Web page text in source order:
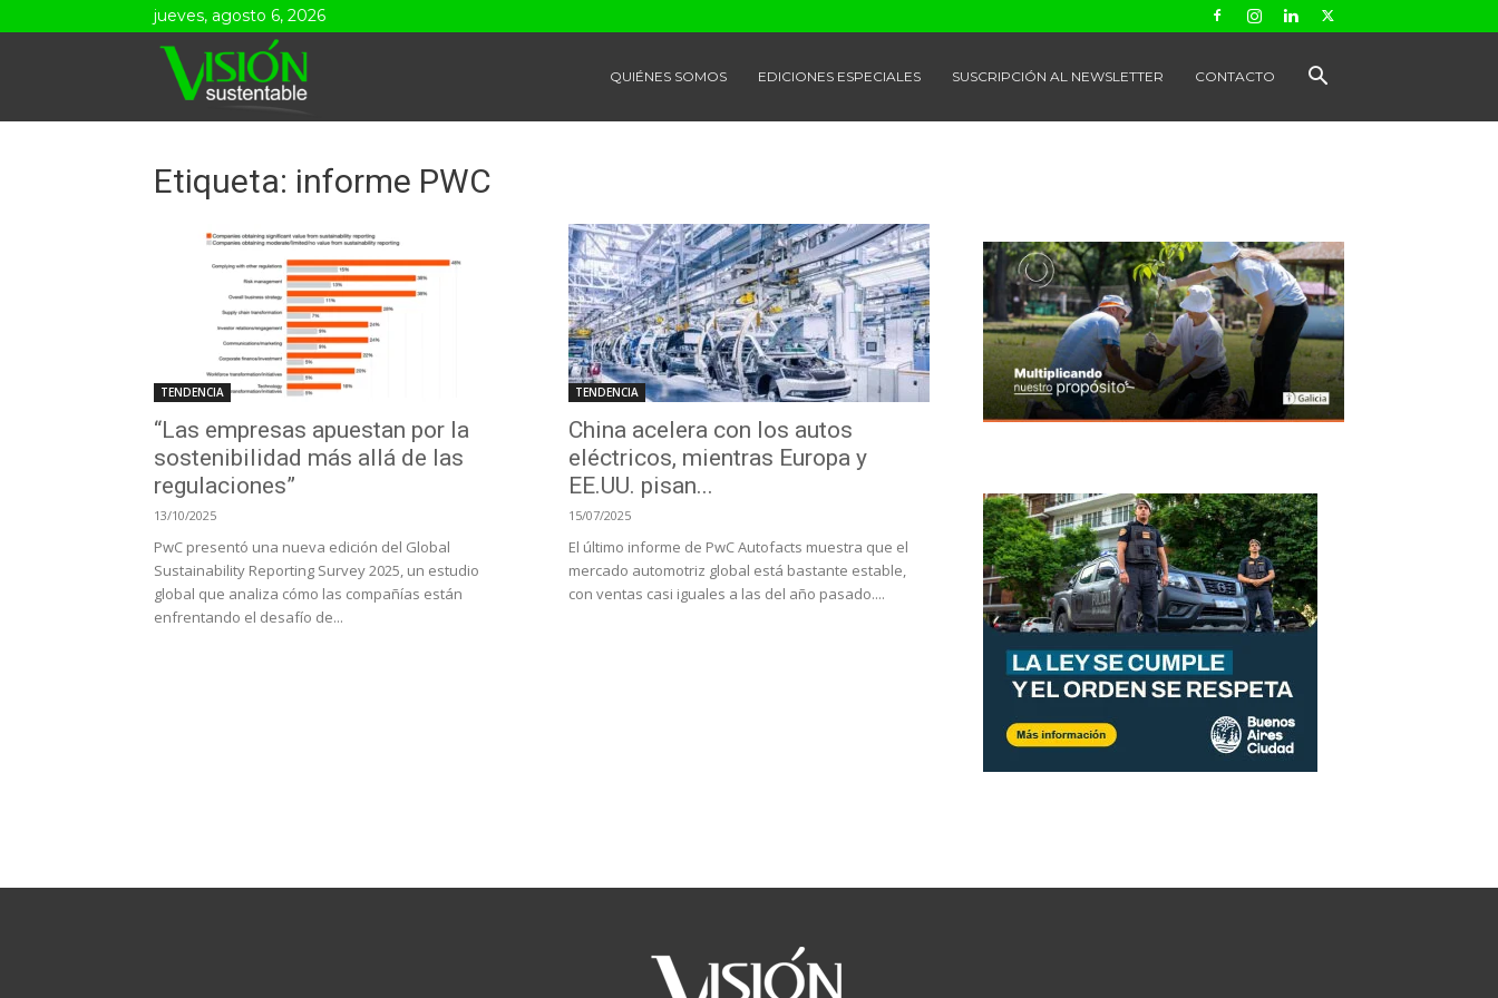
jueves, agosto 6, 2026
Sustentable
QUIÉNES SOMOS EDICIONES ESPECIALES SUSCRIPCIÓN AL NEWSLETTER CONTACTO
Etiqueta: informe PWC
TENDENCIA
“Las empresas apuestan por la
sostenibilidad más allá de las
regulaciones”
13/10/2025
PwC presentó una nueva edición del Global
Sustainability Reporting Survey 2025, un estudio
global que analiza cómo las compañías están
enfrentando el desafío de...
TENDENCIA
China acelera con los autos
eléctricos, mientras Europa y
EE.UU. pisan...
15/07/2025
El último informe de PwC Autofacts muestra que el
mercado automotriz global está bastante estable,
con ventas casi iguales a las del año pasado....